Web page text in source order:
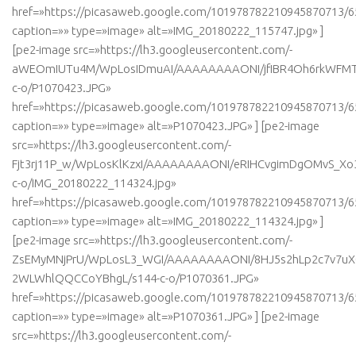
href=»https://picasaweb.google.com/101978782210945870713/
caption=»» type=»image» alt=»IMG_20180222_115747.jpg» ]
[pe2-image src=»https://lh3.googleusercontent.com/-
aWEOmIUTu4M/WpLosIDmuAI/AAAAAAAAONI/
c-o/P1070423.JPG»
href=»https://picasaweb.google.com/101978782210945870713/
caption=»» type=»image» alt=»P1070423.JPG» ] [pe2-image
src=»https://lh3.googleusercontent.com/-
Fjt3rj11P_w/WpLosKlKzxI/AAAAAAAAONI/
c-o/IMG_20180222_114324.jpg»
href=»https://picasaweb.google.com/101978782210945870713/
caption=»» type=»image» alt=»IMG_20180222_114324.jpg» ]
[pe2-image src=»https://lh3.googleusercontent.com/-
ZsEMyMNjPrU/WpLosL3_WGI/AAAAAAAAONI/
2WLWhlQQCCoYBhgL/s144-c-o/P1070361.JPG»
href=»https://picasaweb.google.com/101978782210945870713/
caption=»» type=»image» alt=»P1070361.JPG» ] [pe2-image
src=»https://lh3.googleusercontent.com/-